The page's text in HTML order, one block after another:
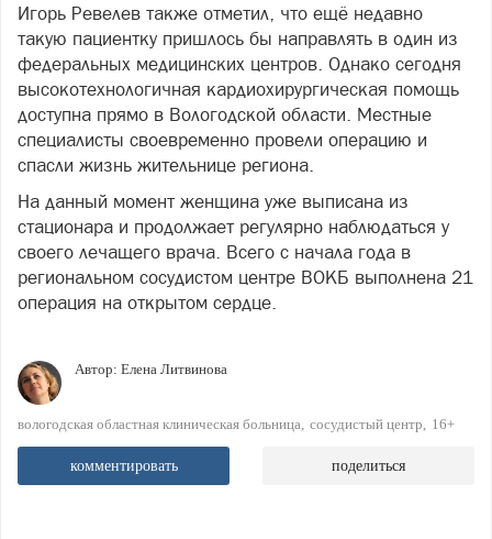
Игорь Ревелев также отметил, что ещё недавно
такую пациентку пришлось бы направлять в один из
федеральных медицинских центров. Однако сегодня
высокотехнологичная кардиохирургическая помощь
доступна прямо в Вологодской области. Местные
специалисты своевременно провели операцию и
спасли жизнь жительнице региона.
На данный момент женщина уже выписана из
стационара и продолжает регулярно наблюдаться у
своего лечащего врача. Всего с начала года в
региональном сосудистом центре ВОКБ выполнена 21
операция на открытом сердце.
Автор: Елена Литвинова
вологодская областная клиническая больница сосудистый центр 16+
комментировать поделиться